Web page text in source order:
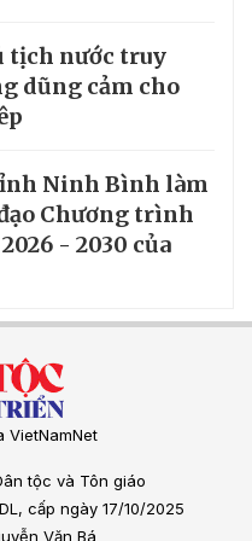
tịch nước truy
dũng cảm cho
Ninh Bình làm
Chương trình
- 2030 của
VietNamNet
tộc và Tôn giáo
cấp ngày 17/10/2025
Văn Bá